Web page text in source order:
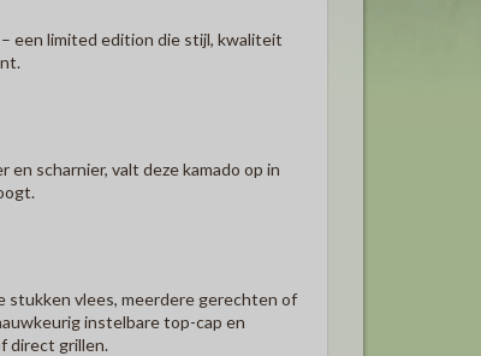
een limited edition die stijl, kwaliteit
scharnier, valt deze kamado op in
stukken vlees, meerdere gerechten of
instelbare top-cap en
direct grillen.